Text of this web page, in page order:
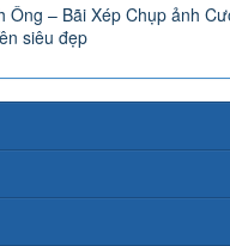
Ông – Bãi Xép Chụp ảnh
siêu đẹp